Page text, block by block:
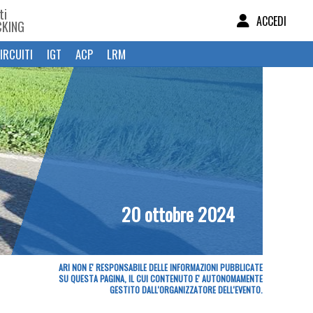
ACCEDI
IGT ACP LRM
20 ottobre 2024
ARI NON E' RESPONSABILE DELLE INFORMAZIONI PUBBLICATE
SU QUESTA PAGINA, IL CUI CONTENUTO E' AUTONOMAMENTE
GESTITO DALL'ORGANIZZATORE DELL'EVENTO.